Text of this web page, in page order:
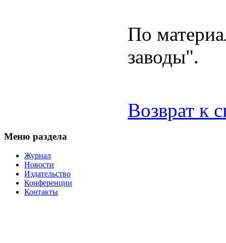
По
заводы".
Возврат к
Меню раздела
Журнал
Новости
Издательство
Конференции
Контакты